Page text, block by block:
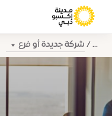
... شركة جديدة أو فرع